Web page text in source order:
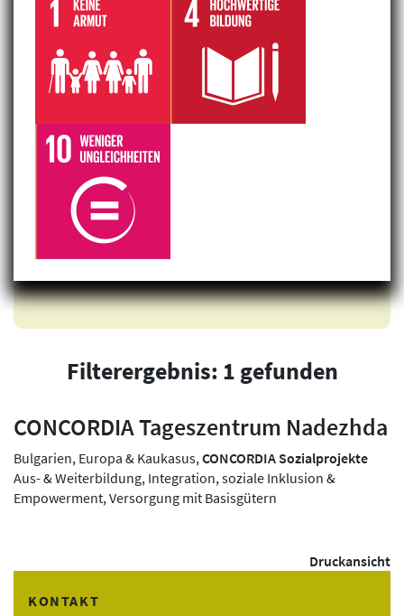
Klimagerechtigkeit
Geschlechtergerechtigkeit
Inklusion
Filterergebnis: 1 gefunden
CONCORDIA Tageszentrum Nadezhda
Bulgarien, Europa & Kaukasus, CONCORDIA Sozialprojekte
Aus- & Weiterbildung, Integration, soziale Inklusion &
Empowerment, Versorgung mit Basisgütern
Druckansicht
KONTAKT